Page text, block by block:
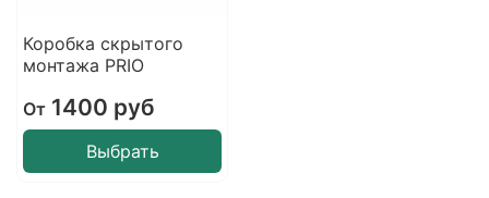
Коробка скрытого
монтажа PRIO
От1400 руб
Выбрать